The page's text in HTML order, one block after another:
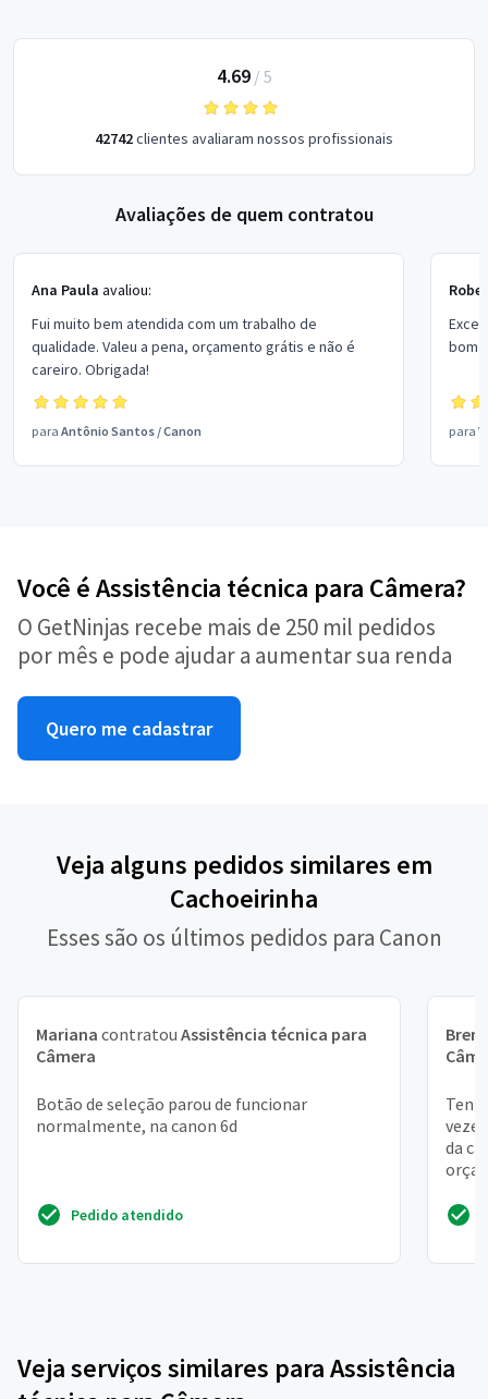
4.69/ 5
42742clientes avaliaram nossos profissionais
Avaliações de quem contratou
Ana Paula avaliou:
Fui muito bem atendida com um trabalho de
qualidade. Valeu a pena, orçamento grátis e não é
careiro. Obrigada!
para Antônio Santos /Canon
bom
para
Você é Assistência técnica para Câmera?
O GetNinjas recebe mais de 250 mil pedidos
por mês e pode ajudar a aumentar sua renda
Quero me cadastrar
Veja alguns pedidos similares em
Cachoeirinha
Esses são os últimos pedidos para Canon
Mariana contratou Assistência técnica para
Câmera
Botão de seleção parou de funcionar
normalmente, na canon 6d
Pedido atendido
da
Veja serviços similares para Assistência